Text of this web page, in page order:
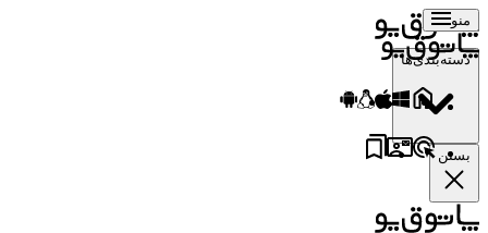
منو
دسته‌بندی‌ها
بستن